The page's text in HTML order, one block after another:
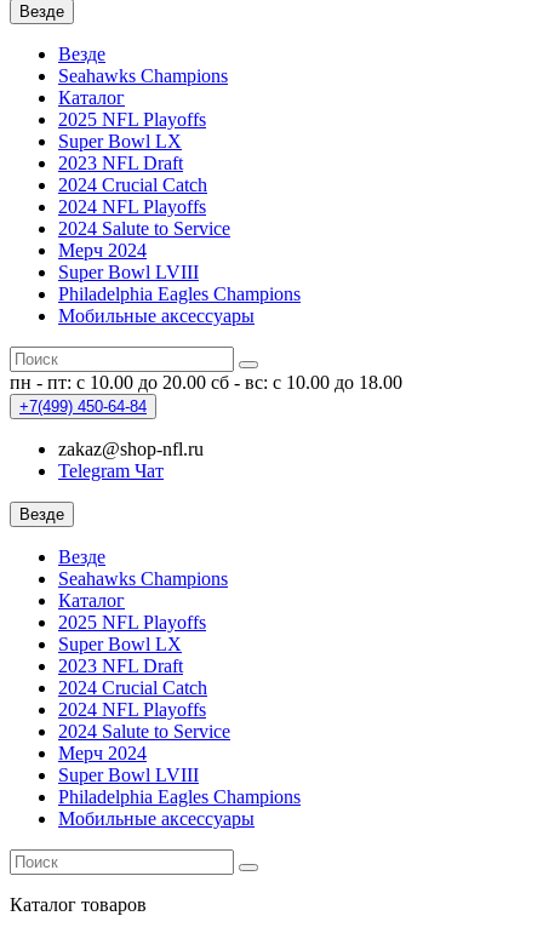
Везде
Везде
Seahawks Champions
Каталог
2025 NFL Playoffs
Super Bowl LX
2023 NFL Draft
2024 Crucial Catch
2024 NFL Playoffs
2024 Salute to Service
Мерч 2024
Super Bowl LVIII
Philadelphia Eagles Champions
Мобильные аксессуары
пн - пт: с 10.00 до 20.00 сб - вс: с 10.00 до 18.00
+7(499) 450-64-84
zakaz@shop-nfl.ru
Telegram Чат
Везде
Везде
Seahawks Champions
Каталог
2025 NFL Playoffs
Super Bowl LX
2023 NFL Draft
2024 Crucial Catch
2024 NFL Playoffs
2024 Salute to Service
Мерч 2024
Super Bowl LVIII
Philadelphia Eagles Champions
Мобильные аксессуары
Каталог товаров